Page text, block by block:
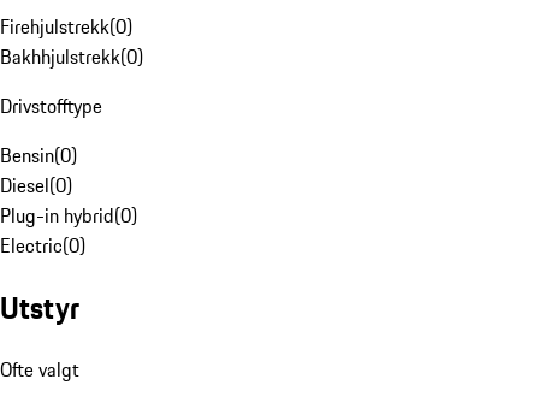
Firehjulstrekk(0)
Bakhhjulstrekk(0)
Drivstofftype
Bensin(0)
Diesel(0)
Plug-in hybrid(0)
Electric(0)
Utstyr
Ofte valgt